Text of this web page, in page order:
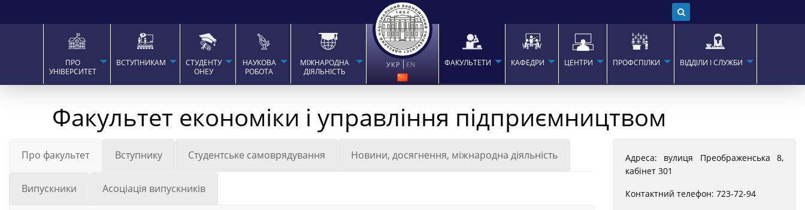
ПРО
УНІВЕРСИТЕТ
ВСТУПНИКАМ
СТУДЕНТУ
ОНЕУ
НАУКОВА
РОБОТА
МІЖНАРОДНА
ДІЯЛЬНІСТЬ
УКР EN ФАКУЛЬТЕТИ КАФЕДРИ ЦЕНТРИ ПРОФСПІЛКИ ВІДДІЛИ І СЛУЖБИ
Факультет економіки і управління підприємництвом
Про факультет Вступнику Студентське самоврядування Новини, досягнення, міжнародна діяльність
Випускники Асоціація випускників
Адреса: вулиця Преображенська 8,
кабінет 301
Контактний телефон: 723-72-94